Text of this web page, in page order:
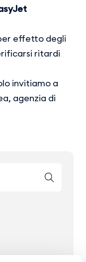
effetto degli
ritardi
invitiamo a
agenzia di